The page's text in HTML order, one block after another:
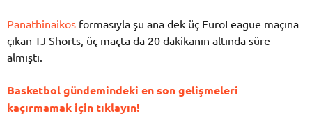
Panathinaikos formasıyla şu ana dek üç EuroLeague maçına
çıkan TJ Shorts, üç maçta da 20 dakikanın altında süre
almıştı.
Basketbol gündemindeki en son gelişmeleri
kaçırmamak için tıklayın!